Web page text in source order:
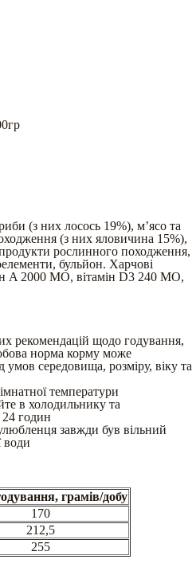
(з них лосось 19%), мʼясо та
(з них яловичина 15%),
рослинного походження,
бульйон. Харчові
A 2000 МО, вітамін D3 240 МО,
рекомендацій щодо годування,
норма корму може
умов середовища, розміру, віку та
температури
в холодильнику та
годин
завжди був вільний
води
грамів/добу
170
212,5
255